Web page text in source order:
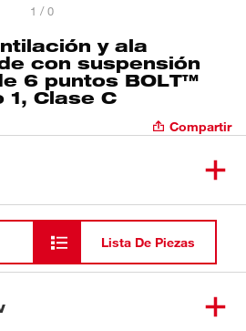
1 / 0
y ala
con suspensión
6 puntos BOLT™
1, Clase C
Compartir
Lista De Piezas